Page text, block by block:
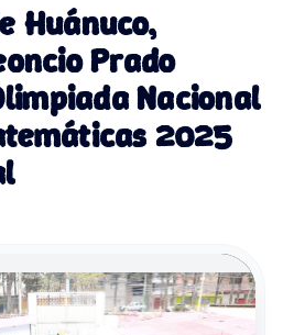
Huánuco,
Prado
Nacional
2025